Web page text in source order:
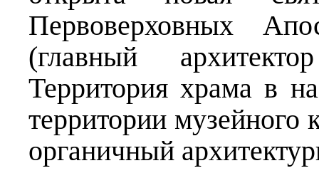
Первоверховных
(главный
Территория храма в
территории музейного
органичный